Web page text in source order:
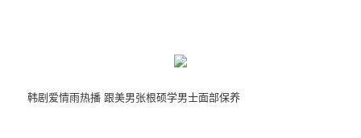
韩剧爱情雨热播 跟美男张根硕学男士面部保养